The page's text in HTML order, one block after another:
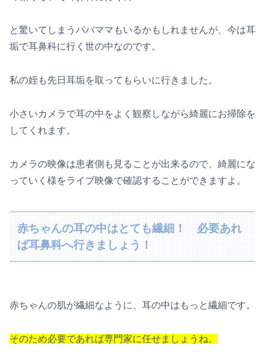
と驚いてしまうパパママもいるかもしれませんが、今は耳
垢で耳鼻科に行く世の中なのです。
私の姪も先日耳垢を取ってもらいに行きました。
小さいカメラで耳の中をよく観察しながら綺麗にお掃除を
してくれます。
カメラの映像は患者側も見ることが出来るので、綺麗にな
っていく様をライブ映像で確認することができますよ。
赤ちゃんの耳の中はとても繊細！ 必要あれ
ば耳鼻科へ行きましょう！
赤ちゃんの肌が繊細なように、耳の中はもっと繊細です。
そのため必要であれば専門家に任せましょうね。